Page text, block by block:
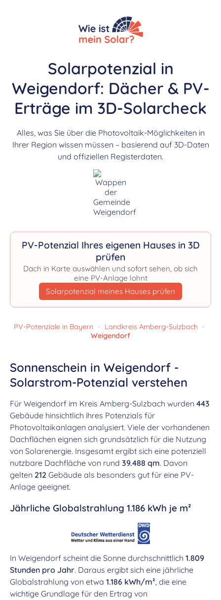
Solarpotenzial in
Weigendorf: Dächer & PV-
Erträge im 3D-Solarcheck
Alles, was Sie über die Photovoltaik-Möglichkeiten in
Ihrer Region wissen müssen – basierend auf 3D-Daten
und offiziellen Registerdaten.
PV-Potenzial Ihres eigenen Hauses in 3D
prüfen
Dach in Karte auswählen und sofort sehen, ob sich
eine PV-Anlage lohnt
Solarpotenzial meines Hauses prüfen
PV-Potenziale in Bayern · Landkreis Amberg-Sulzbach
·
Weigendorf
Sonnenschein in Weigendorf -
Solarstrom-Potenzial verstehen
Für Weigendorf im Kreis Amberg-Sulzbach wurden 443
Gebäude hinsichtlich ihres Potenzials für
Photovoltaikanlagen analysiert. Viele der vorhandenen
Dachflächen eignen sich grundsätzlich für die Nutzung
von Solarenergie. Insgesamt ergibt sich eine potenziell
nutzbare Dachfläche von rund 39.488 qm. Davon
gelten 212 Gebäude als besonders gut für eine PV-
Anlage geeignet.
Jährliche Globalstrahlung 1.186 kWh je m²
In Weigendorf scheint die Sonne durchschnittlich 1.809
Stunden pro Jahr. Daraus ergibt sich eine jährliche
Globalstrahlung von etwa 1.186 kWh/m², die eine
wichtige Grundlage für den Ertrag von